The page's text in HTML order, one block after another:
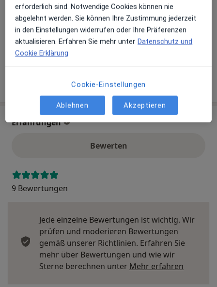
Akzeptierte Versicherungen
Details
Telefonnummer
0371 3...Telefonnummer anzeigen
Mehr Details anzeigen
über die Adresse
Erfahrungen
Bewerten
9 Bewertungen
Jede einzelne Bewertungen ist wichtig. Wir
prüfen und moderieren Bewertungen
gemäß unserer Richtlinien. Erfahren Sie
mehr über Bewertungen und wie wir
Sterne berechnen unter Mehr erfahren
erforderlich sind. Notwendige Cookies können nie
abgelehnt werden. Sie können Ihre Zustimmung jederzeit
in den Einstellungen widerrufen oder Ihre Präferenzen
aktualisieren. Erfahren Sie mehr unter Datenschutz und
Cookie Erklärung
Cookie-Einstellungen
Ablehnen Akzeptieren